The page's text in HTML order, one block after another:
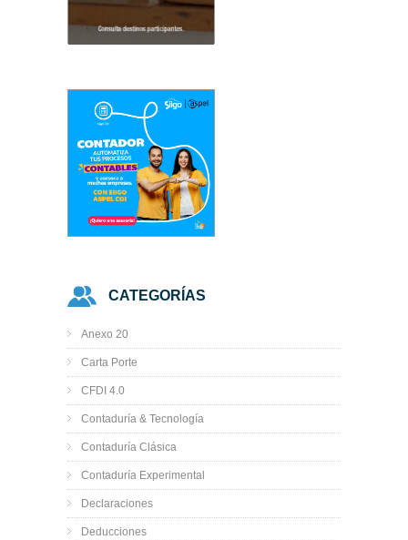
CATEGORÍAS
Anexo 20
Carta Porte
CFDI 4.0
Contaduría & Tecnología
Contaduría Clásica
Contaduría Experimental
Declaraciones
Deducciones